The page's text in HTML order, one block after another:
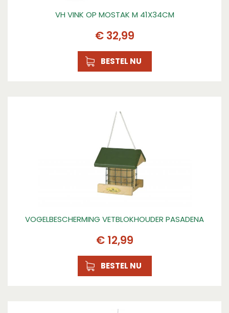
VH VINK OP MOSTAK M 41X34CM
€ 32,99
BESTEL NU
VOGELBESCHERMING VETBLOKHOUDER PASADENA
€ 12,99
BESTEL NU